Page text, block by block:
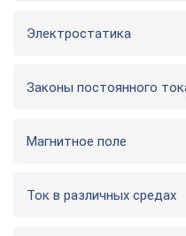
Электростатика
Законы постоянного
Магнитное поле
Ток в различных средах